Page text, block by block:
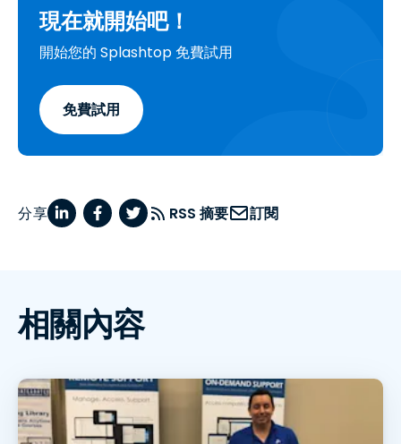
現在就開始吧！
開始您的 Splashtop 免費試用
免費試用
分享 RSS 摘要 訂閱
相關內容